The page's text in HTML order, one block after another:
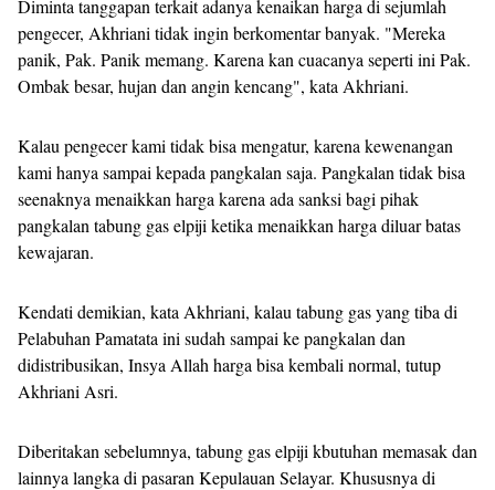
Diminta tanggapan terkait adanya kenaikan harga di sejumlah
pengecer, Akhriani tidak ingin berkomentar banyak. "Mereka
panik, Pak. Panik memang. Karena kan cuacanya seperti ini Pak.
Ombak besar, hujan dan angin kencang", kata Akhriani.
Kalau pengecer kami tidak bisa mengatur, karena kewenangan
kami hanya sampai kepada pangkalan saja. Pangkalan tidak bisa
seenaknya menaikkan harga karena ada sanksi bagi pihak
pangkalan tabung gas elpiji ketika menaikkan harga diluar batas
kewajaran.
Kendati demikian, kata Akhriani, kalau tabung gas yang tiba di
Pelabuhan Pamatata ini sudah sampai ke pangkalan dan
didistribusikan, Insya Allah harga bisa kembali normal, tutup
Akhriani Asri.
Diberitakan sebelumnya, tabung gas elpiji kbutuhan memasak dan
lainnya langka di pasaran Kepulauan Selayar. Khususnya di